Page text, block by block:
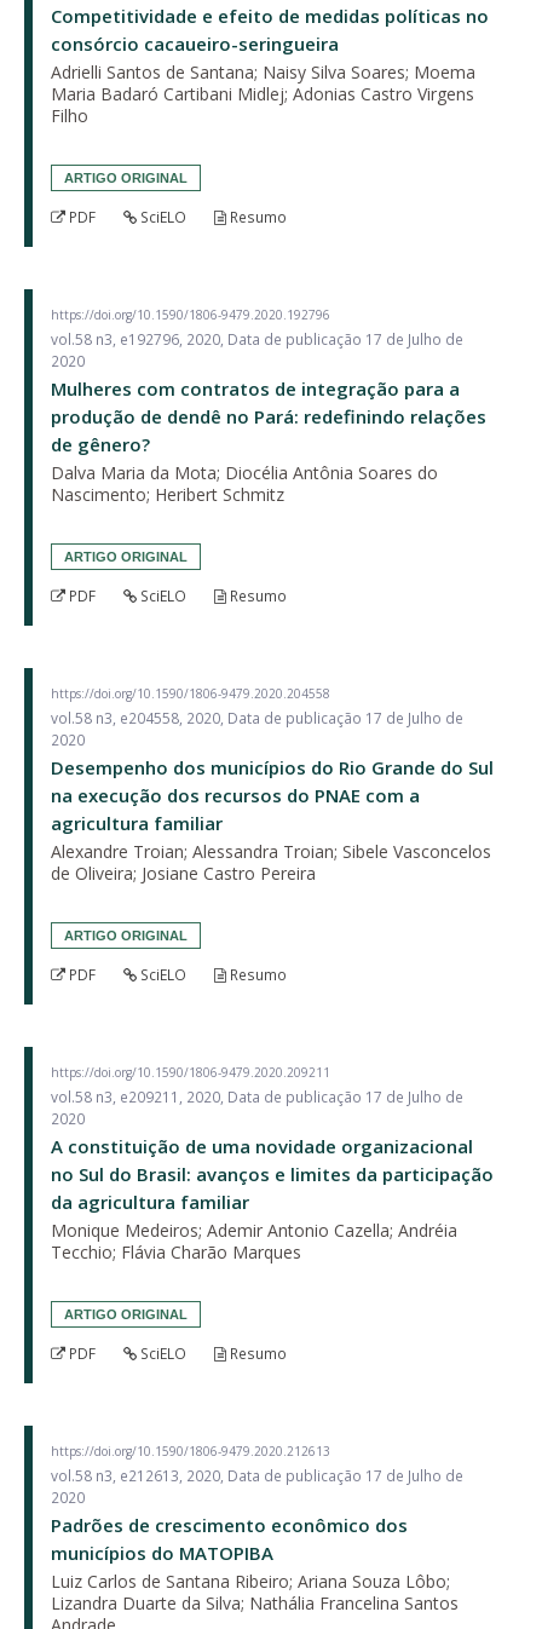
Competitividade e efeito de medidas políticas no
consórcio cacaueiro-seringueira
Adrielli Santos de Santana; Naisy Silva Soares; Moema
Maria Badaró Cartibani Midlej; Adonias Castro Virgens
Filho
ARTIGO ORIGINAL
PDF SciELO Resumo
https://doi.org/10.1590/1806-9479.2020.192796
vol.58 n3, e192796, 2020, Data de publicação 17 de Julho de
2020
Mulheres com contratos de integração para a
produção de dendê no Pará: redefinindo relações
de gênero?
Dalva Maria da Mota; Diocélia Antônia Soares do
Nascimento; Heribert Schmitz
ARTIGO ORIGINAL
PDF SciELO Resumo
https://doi.org/10.1590/1806-9479.2020.204558
vol.58 n3, e204558, 2020, Data de publicação 17 de Julho de
2020
Desempenho dos municípios do Rio Grande do Sul
na execução dos recursos do PNAE com a
agricultura familiar
Alexandre Troian; Alessandra Troian; Sibele Vasconcelos
de Oliveira; Josiane Castro Pereira
ARTIGO ORIGINAL
PDF SciELO Resumo
https://doi.org/10.1590/1806-9479.2020.209211
vol.58 n3, e209211, 2020, Data de publicação 17 de Julho de
2020
A constituição de uma novidade organizacional
no Sul do Brasil: avanços e limites da participação
da agricultura familiar
Monique Medeiros; Ademir Antonio Cazella; Andréia
Tecchio; Flávia Charão Marques
ARTIGO ORIGINAL
PDF SciELO Resumo
https://doi.org/10.1590/1806-9479.2020.212613
vol.58 n3, e212613, 2020, Data de publicação 17 de Julho de
2020
Padrões de crescimento econômico dos
municípios do MATOPIBA
Luiz Carlos de Santana Ribeiro; Ariana Souza Lôbo;
Lizandra Duarte da Silva; Nathália Francelina Santos